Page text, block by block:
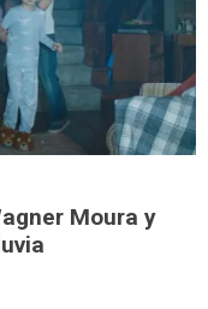
Moura y